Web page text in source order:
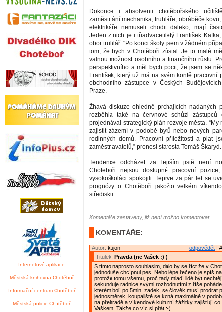
Internetové aplikace
Městská knihovna Chotěboř
Informační centrum Chotěboř
Městská policie Chotěboř
Dokonce i absolventi chotěbořského
zaměstnání mechanika, truhláře, obráběče
elektrikáře nemuseli chodit daleko, mají
Jeden z nich je i třiadvacetiletý František
obor truhlář. "Po konci školy jsem v žádném
tom, že bych v Chotěboři zůstal. Je to malé
valnou možnost osobního a finančního růstu.
perspektivního a měl bych pocit, že jsem se
František, který už má na svém kontě pracovní
obchodního zástupce v Českých
Praze.
Žhavá diskuze ohledně prchajících nadaných
rozběhla také na červnové schůzi zástupců
projednával strategický plán rozvoje města. “My
zajistit zázemí v podobě bytů nebo nových
rodinných domů. Pracovní příležitosti a plat
zaměstnavatelů,” pronesl starosta Tomáš Škaryd.
Tendence odcházet za lepším jistě není
Choteboři nejsou dostupné pracovní
vysokoškoláci spokojili. Teprve za pár let se
prognózy o Chotěboři jakožto velkém
středisku.
Komentáře zastaveny, již není možno komentovat.
KOMENTÁŘE:
odpovědět |
Autor: kujon
Titulek: Pravda (ne Vašek :) )
S tímto naprosto souhlasim, dalo by se říct že v
jednoduše chcípnul pes. Nebo lépe řečeno je spíš
protože tomu všemu, proč tady mladí lidé být
sekunduje radnice svými rozhodnutími z říše
kterém bolí po 5min. zadek, se člověk musí prodrat
jednosměrek, koupaliště se koná maximálně v
na přehradě a víkendové kulturní žážitky zajišťují
Vaškem. Takže co víc si přát :-)